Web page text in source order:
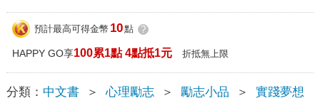
預計最高可得金幣 10點 ?
HAPPY GO享100累1點 4點抵1元 折抵無上限
分類： 中文書 ＞ 心理勵志 ＞ 勵志小品 ＞ 實踐夢想